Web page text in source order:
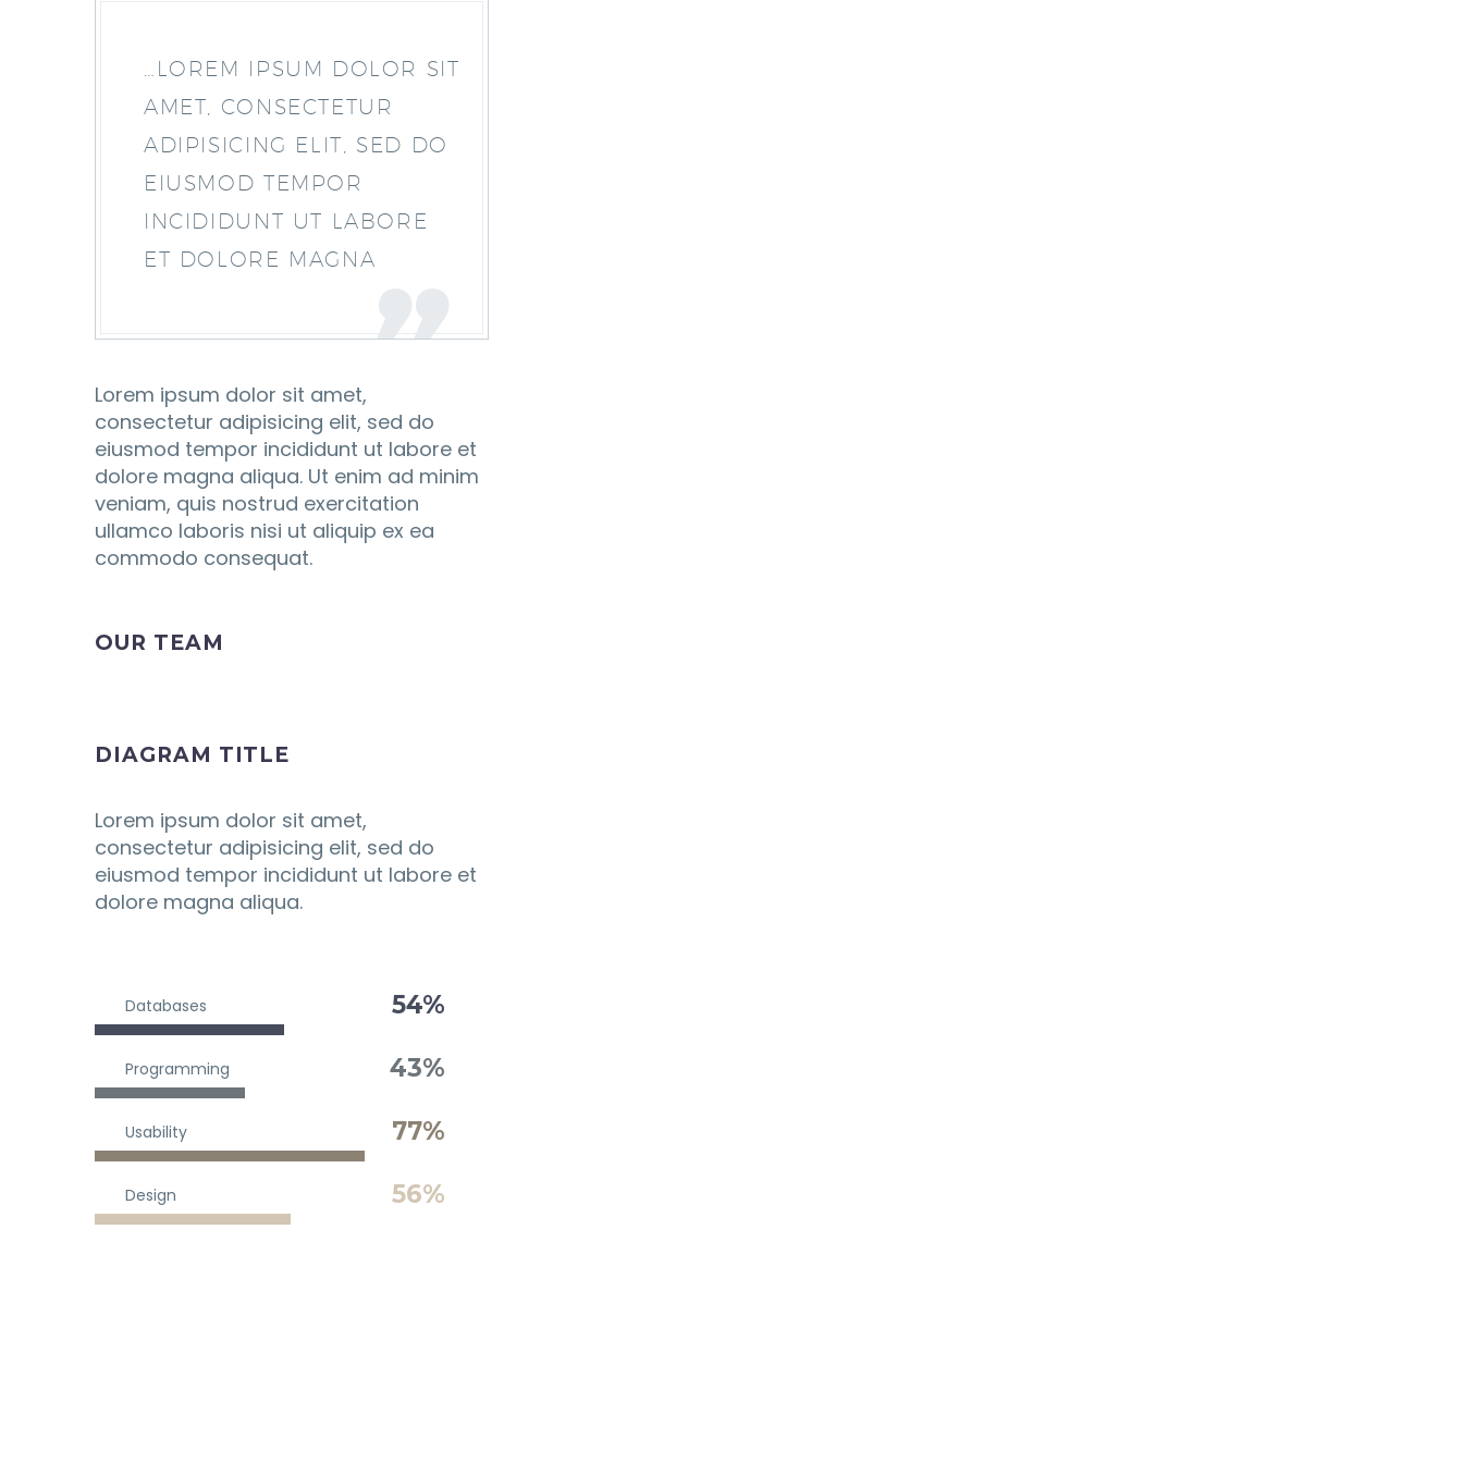
…LOREM IPSUM DOLOR SIT
AMET, CONSECTETUR
ADIPISICING ELIT, SED DO
EIUSMOD TEMPOR
INCIDIDUNT UT LABORE
ET DOLORE MAGNA
Lorem ipsum dolor sit amet,
consectetur adipisicing elit, sed do
eiusmod tempor incididunt ut labore et
dolore magna aliqua. Ut enim ad minim
veniam, quis nostrud exercitation
ullamco laboris nisi ut aliquip ex ea
commodo consequat.
OUR TEAM
DIAGRAM TITLE
Lorem ipsum dolor sit amet,
consectetur adipisicing elit, sed do
eiusmod tempor incididunt ut labore et
dolore magna aliqua.
Databases 54%
Programming 43%
Usability 77%
Design 56%